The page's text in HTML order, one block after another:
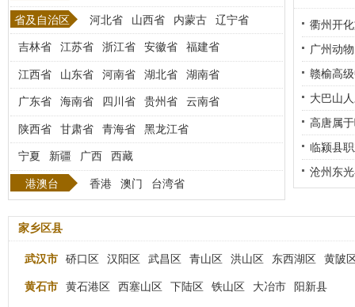
省及自治区 河北省 山西省 内蒙古 辽宁省
吉林省 江苏省 浙江省 安徽省 福建省
江西省 山东省 河南省 湖北省 湖南省
广东省 海南省 四川省 贵州省 云南省
陕西省 甘肃省 青海省 黑龙江省
宁夏 新疆 广西 西藏
港澳台 香港 澳门 台湾省
衢州开
全 [武汉
广州动
好吃的 [
赣榆高
[武汉市
大巴山
聘 [武汉
高唐属
硚口区]
临颍县
业 [武汉
沧州东
家乡区县
武汉市 硚口区 汉阳区 武昌区 青山区 洪山区 东西湖区 黄陂
黄石市 黄石港区 西塞山区 下陆区 铁山区 大冶市 阳新县